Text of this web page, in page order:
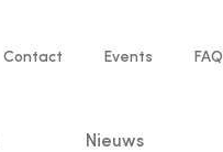
Contact Events FAQ
Nieuws